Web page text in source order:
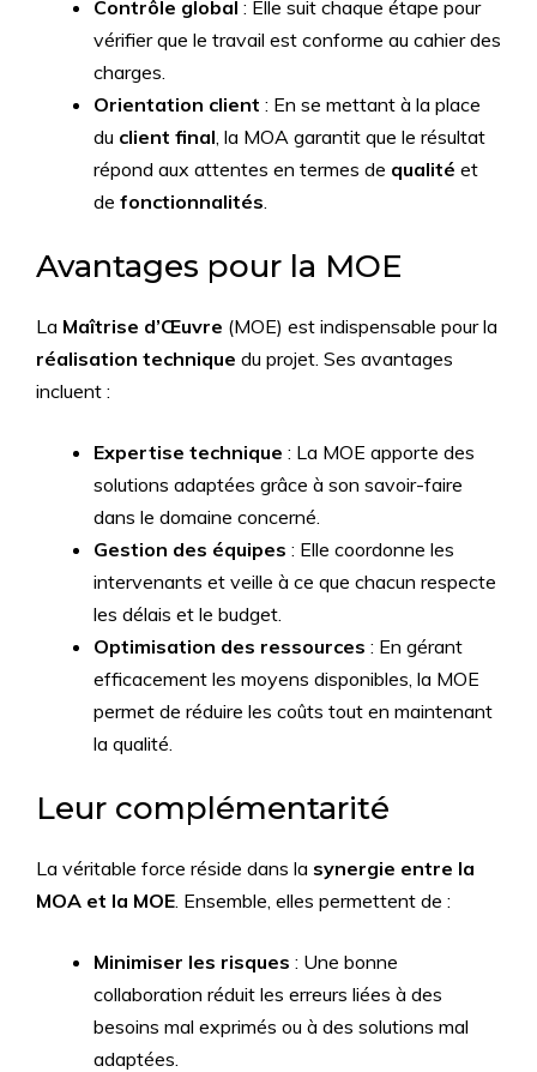
Contrôle global : Elle suit chaque étape pour
vérifier que le travail est conforme au cahier des
charges.
Orientation client : En se mettant à la place
du client final, la MOA garantit que le résultat
répond aux attentes en termes de qualité et
de fonctionnalités.
Avantages pour la MOE
La Maîtrise d’Œuvre (MOE) est indispensable pour la
réalisation technique du projet. Ses avantages
incluent :
Expertise technique : La MOE apporte des
solutions adaptées grâce à son savoir-faire
dans le domaine concerné.
Gestion des équipes : Elle coordonne les
intervenants et veille à ce que chacun respecte
les délais et le budget.
Optimisation des ressources : En gérant
efficacement les moyens disponibles, la MOE
permet de réduire les coûts tout en maintenant
la qualité.
Leur complémentarité
La véritable force réside dans la synergie entre la
MOA et la MOE. Ensemble, elles permettent de :
Minimiser les risques : Une bonne
collaboration réduit les erreurs liées à des
besoins mal exprimés ou à des solutions mal
adaptées.